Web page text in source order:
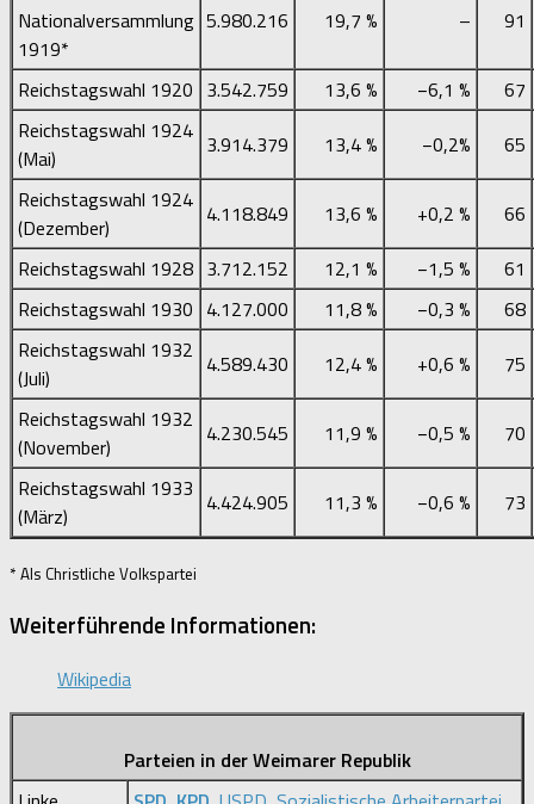
Nationalversammlung
1919*
5.980.216 19,7 % – 91
Reichstagswahl 1920 3.542.759 13,6 % −6,1 %
67
Reichstagswahl 1924
(Mai)
3.914.379 13,4 % −0,2%
65
Reichstagswahl 1924
(Dezember)
4.118.849 13,6 % +0,2 %
66
Reichstagswahl 1928 3.712.152 12,1 % −1,5 %
61
Reichstagswahl 1930 4.127.000 11,8 % −0,3 %
68
Reichstagswahl 1932
(Juli)
4.589.430 12,4 % +0,6 %
75
Reichstagswahl 1932
(November)
4.230.545 11,9 % −0,5 %
70
Reichstagswahl 1933
(März)
4.424.905 11,3 % −0,6 % 73
* Als Christliche Volkspartei
Weiterführende Informationen:
Wikipedia
Parteien in der Weimarer Republik